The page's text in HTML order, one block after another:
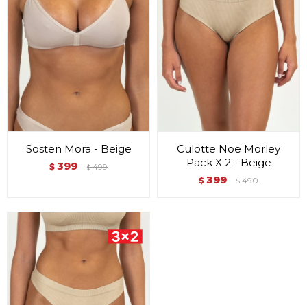
Sosten Mora - Beige
$ 399 $ 499
Culotte Noe Morley
Pack X 2 - Beige
$ 399 $ 490